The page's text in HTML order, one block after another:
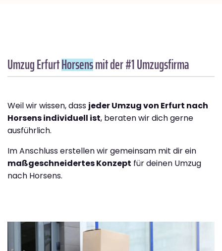
Umzug ErfurtHorsensmit der #1 Umzugsfirma
Weil wir wissen, dass jeder Umzug von Erfurt nach
Horsens individuell ist, beraten wir dich gerne
ausführlich.
Im Anschluss erstellen wir gemeinsam mit dir ein
maßgeschneidertes Konzept für deinen Umzug
nach Horsens.